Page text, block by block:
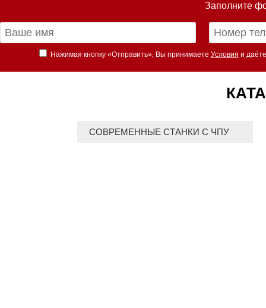
Заполните
Нажимая кнопку «Отправить», Вы принимаете Условия и
СОВРЕМЕННЫЕ СТАНКИ С ЧПУ